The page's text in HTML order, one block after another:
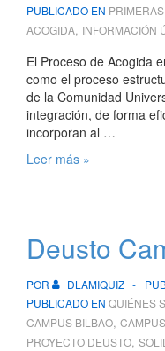
PUBLICADO EN
ACOGIDA, INFORMACIÓN
El Proceso de Acogida
como el proceso
de la Comunidad
integración, de forma
incorporan al …
El
Leer más »
Deusto
POR DLAMIQUIZ
PUBLICADO EN QUIÉNES
CAMPUS BILBAO,
PROYECTO DEUSTO,